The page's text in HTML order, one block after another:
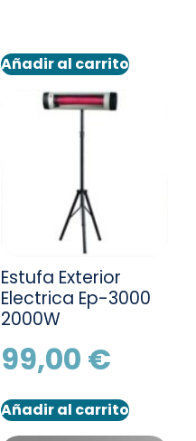
Añadir al carrito
Estufa Exterior
Electrica Ep-3000
2000W
99,00 €
Añadir al carrito